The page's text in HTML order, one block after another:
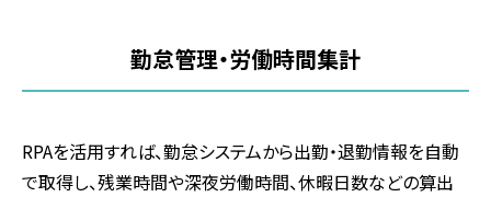
勤怠管理・労働時間集計
RPAを活用すれば、勤怠システムから出勤・退勤情報を自動
で取得し、残業時間や深夜労働時間、休暇日数などの算出